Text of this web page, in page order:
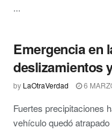
...
Emergencia en
deslizamientos
by LaOtraVerdad 6
Fuertes precipitaciones
vehículo quedó